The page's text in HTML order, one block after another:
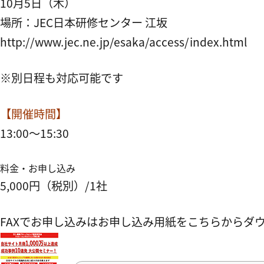
場所：JEC日本研修センター 江坂
http://www.jec.ne.jp/esaka/access/index.html
※別日程も対応可能です
【開催時間】
13:00～15:30
料金・お申し込み
5,000円（税別）/1社
FAXでお申し込みはお申し込み用紙をこちらからダ